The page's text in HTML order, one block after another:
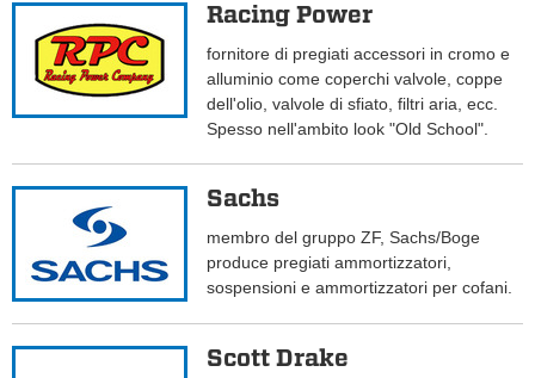
Racing Power
fornitore di pregiati accessori in cromo e
alluminio come coperchi valvole, coppe
dell'olio, valvole di sfiato, filtri aria, ecc.
Spesso nell'ambito look "Old School".
Sachs
membro del gruppo ZF, Sachs/Boge
produce pregiati ammortizzatori,
sospensioni e ammortizzatori per cofani.
Scott Drake